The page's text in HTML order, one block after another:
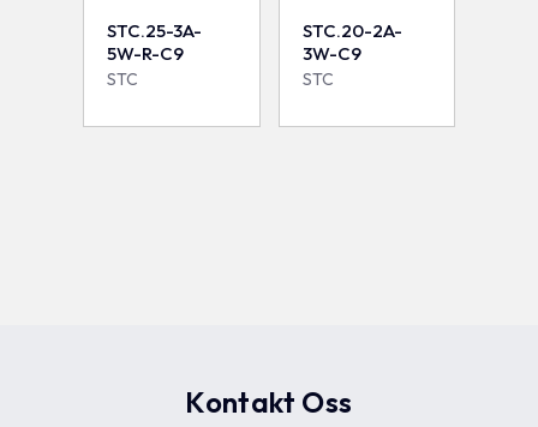
STC.25-3A-
5W-R-C9
STC
STC.20-2A-
3W-C9
STC
Kontakt Oss